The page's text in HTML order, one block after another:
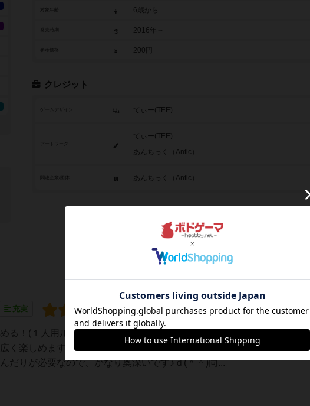
6歳から
2016年～
200円
クレジット
てぃー(TEE)
アートワーク
てぃー(TEE)
あんちっく（Antic）
あんちっく（Antic）
充実
る！(１人用ルールもあり！)人気のパズルカードゲームです♪(＾＾)ル
く楽しめます♪作風についてですが、有利に進めようと思ったら、かな
だりが必要なので、かなり奥深いです♪ｄ(＾＾)同...